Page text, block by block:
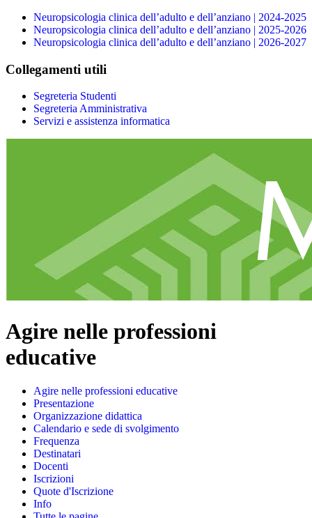
Neuropsicologia clinica dell’adulto e dell’anziano | 2024-2025
Neuropsicologia clinica dell’adulto e dell’anziano | 2025-2026
Neuropsicologia clinica dell’adulto e dell’anziano | 2026-2027
Collegamenti utili
Segreteria Studenti
Segreteria Amministrativa
Servizi e assistenza informatica
Agire nelle professioni
educative
Agire nelle professioni educative
Presentazione
Organizzazione didattica
Calendario e sede di svolgimento
Frequenza
Destinatari
Docenti
Iscrizioni
Quote d'Iscrizione
Info